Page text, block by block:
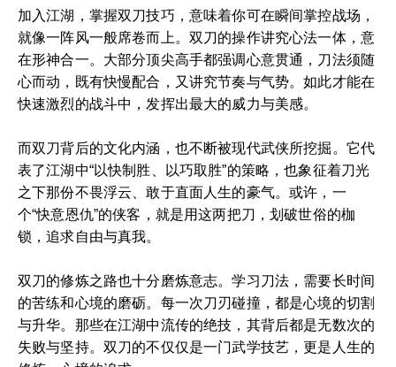
加入江湖，掌握双刀技巧，意味着你可在瞬间掌控战场，
就像一阵风一般席卷而上。双刀的操作讲究心法一体，意
在形神合一。大部分顶尖高手都强调心意贯通，刀法须随
心而动，既有快慢配合，又讲究节奏与气势。如此才能在
快速激烈的战斗中，发挥出最大的威力与美感。
而双刀背后的文化内涵，也不断被现代武侠所挖掘。它代
表了江湖中“以快制胜、以巧取胜”的策略，也象征着刀光
之下那份不畏浮云、敢于直面人生的豪气。或许，一
个“快意恩仇”的侠客，就是用这两把刀，划破世俗的枷
锁，追求自由与真我。
双刀的修炼之路也十分磨炼意志。学习刀法，需要长时间
的苦练和心境的磨砺。每一次刀刃碰撞，都是心境的切割
与升华。那些在江湖中流传的绝技，其背后都是无数次的
失败与坚持。双刀的不仅仅是一门武学技艺，更是人生的